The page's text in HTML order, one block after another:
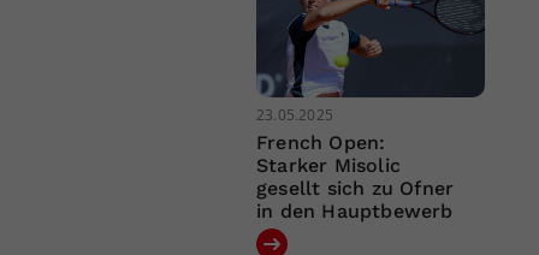
23.05.2025
French Open:
Starker Misolic
gesellt sich zu Ofner
in den Hauptbewerb